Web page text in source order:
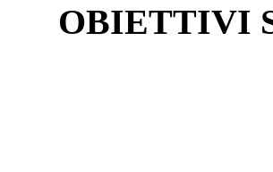
OBIETTIVI